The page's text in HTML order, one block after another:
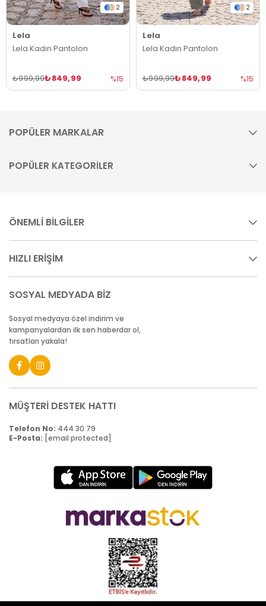
2
Lela
Lela Kadın Pantolon
₺849,99
₺999,99 %15
2
Lela
Lela Kadın Pantolon
₺849,99
₺999,99 %15
POPÜLER MARKALAR
POPÜLER KATEGORİLER
ÖNEMLİ BİLGİLER
HIZLI ERİŞİM
SOSYAL MEDYADA BİZ
Sosyal medyaya özel indirim ve
kampanyalardan ilk sen haberdar ol,
fırsatları yakala!
MÜŞTERİ DESTEK HATTI
Telefon No: 444 30 79
E-Posta: [email protected]